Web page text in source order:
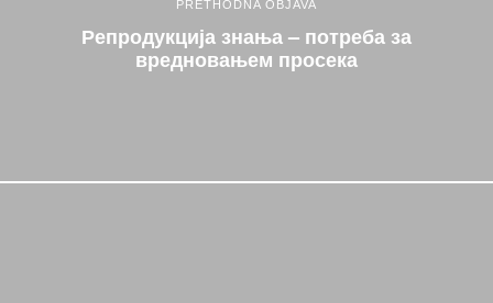
PRETHODNA OBJAVA
Репродукција знања – потреба за
вредновањем просека